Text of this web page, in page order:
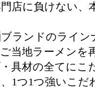
店に負けない、
ランドのライン
当地ラーメンを
具材の全てにこ
1つ1つ強いこ